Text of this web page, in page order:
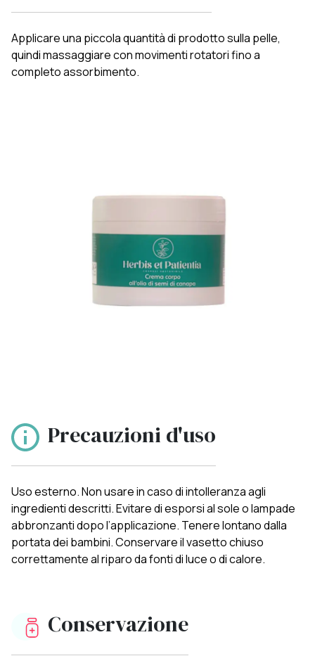
Applicare una piccola quantità di prodotto sulla pelle,
quindi massaggiare con movimenti rotatori fino a
completo assorbimento.
Precauzioni d'uso
Uso esterno. Non usare in caso di intolleranza agli
ingredienti descritti. Evitare di esporsi al sole o lampade
abbronzanti dopo l’applicazione. Tenere lontano dalla
portata dei bambini. Conservare il vasetto chiuso
correttamente al riparo da fonti di luce o di calore.
Conservazione